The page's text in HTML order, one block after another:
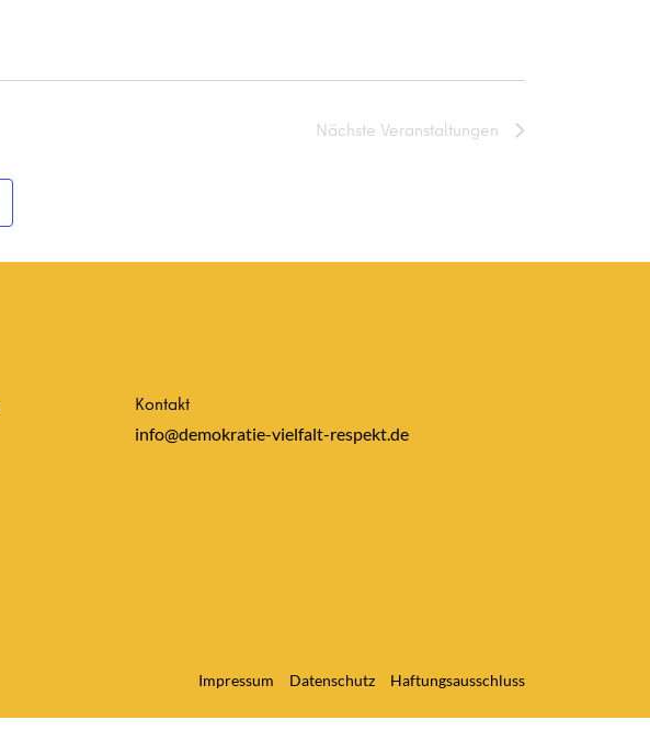
Nächste Veranstaltungen
Kontakt
info@demokratie-vielfalt-respekt.de
Impressum Datenschutz Haftungsausschluss